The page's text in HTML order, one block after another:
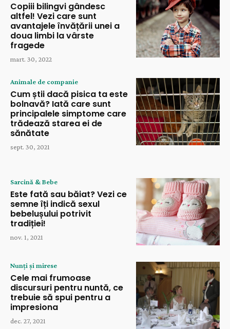
Copiii bilingvi gândesc
altfel! Vezi care sunt
avantajele învățării unei a
doua limbi la vârste
fragede
mart. 30, 2022
Animale de companie
Cum știi dacă pisica ta este
bolnavă? Iată care sunt
principalele simptome care
trădează starea ei de
sănătate
sept. 30, 2021
Sarcină & Bebe
Este fată sau băiat? Vezi ce
semne îți indică sexul
bebelușului potrivit
tradiției!
nov. 1, 2021
Nunți și mirese
Cele mai frumoase
discursuri pentru nuntă, ce
trebuie să spui pentru a
impresiona
dec. 27, 2021